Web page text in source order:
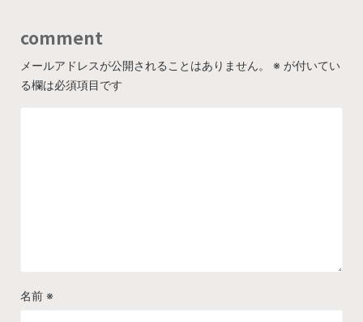
comment
メールアドレスが公開されることはありません。 ※ が付いてい
る欄は必須項目です
名前 ※